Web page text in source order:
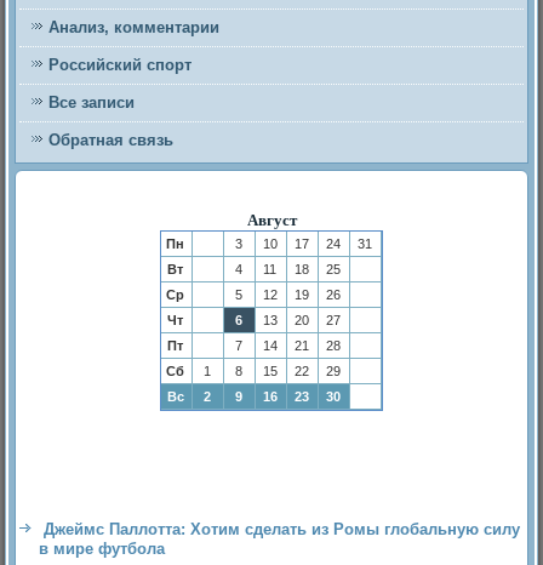
Анализ, комментарии
Российский спорт
Все записи
Обратная связь
Август
Пн 3 10 17 24
31
Вт
4 11 18
25
Ср
5 12 19
26
Чт
6 13 20
27
Пт
7 14 21
28
Сб
1 8 15 22
29
Вс
2 9 16 23 30
Джеймс Паллотта: Xотим сделать из Ромы глобальную силу
в мире футбола